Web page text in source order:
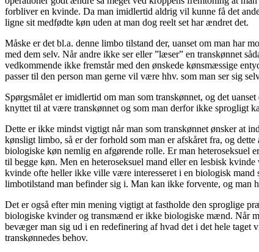
forbliver en kvinde. Da man imidlertid aldrig vil kunne få det
ligne sit medfødte køn uden at man dog reelt set har ændret det.
Måske er det bl.a. denne limbo tilstand der, uanset om man har
med dem selv. Når andre ikke ser eller ”læser” en transkønnet
vedkommende ikke fremstår med den ønskede kønsmæssige
passer til den person man gerne vil være hhv. som man ser sig
Spørgsmålet er imidlertid om man som transkønnet, og det
knyttet til at være transkønnet og som man derfor ikke sprogligt
Dette er ikke mindst vigtigt når man som transkønnet ønsker at
kønsligt limbo, så er der forhold som man er afskåret fra, og
biologiske køn nemlig en afgørende rolle. Er man heteroseksuel
til begge køn. Men en heteroseksuel mand eller en lesbisk
kvinde ofte heller ikke ville være interesseret i en biologisk
limbotilstand man befinder sig i. Man kan ikke forvente, og man
Det er også efter min mening vigtigt at fastholde den sproglige
biologiske kvinder og transmænd er ikke biologiske mænd. Når
bevæger man sig ud i en redefinering af hvad det i det hele taget
transkønnedes behov.